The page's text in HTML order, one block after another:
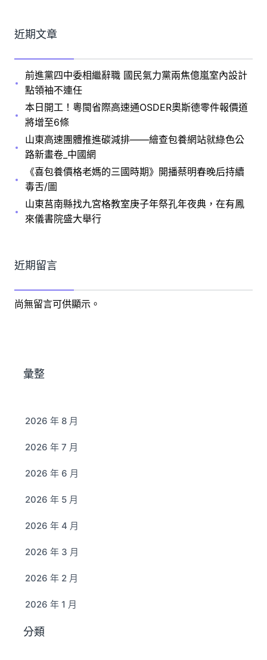
近期文章
前進黨四中委相繼辭職 國民氣力黨兩焦億嵐室內設計
點領袖不連任
本日開工！粵閩省際高速通OSDER奧斯德零件報價道
將增至6條
山東高速團體推進碳減排——繪查包養網站就綠色公
路新畫卷_中國網
《喜包養價格老媽的三國時期》開播蔡明春晚后持續
毒舌/圖
山東莒南縣找九宮格教室庚子年祭孔年夜典，在有鳳
來儀書院盛大舉行
近期留言
尚無留言可供顯示。
彙整
2026 年 8 月
2026 年 7 月
2026 年 6 月
2026 年 5 月
2026 年 4 月
2026 年 3 月
2026 年 2 月
2026 年 1 月
分類